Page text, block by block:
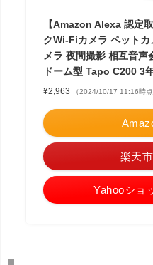
【Amazon Alexa 認定
クWi-Fiカメラ ペット
メラ 夜間撮影 相互音
ドーム型 Tapo C200 3
¥2,963 （2024/10/17 11:16時
楽天
Yahooショ